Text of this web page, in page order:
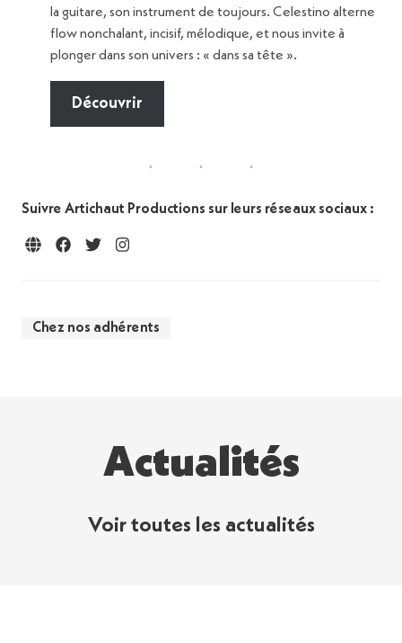
la guitare, son instrument de toujours. Celestino alterne
flow nonchalant, incisif, mélodique, et nous invite à
plonger dans son univers : « dans sa tête ».
Découvrir
Suivre Artichaut Productions sur leurs réseaux sociaux :
Chez nos adhérents
Actualités
Voir toutes les actualités